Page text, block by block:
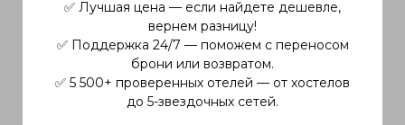
✅ Лучшая цена — если найдете дешевле,
вернем разницу!
✅ Поддержка 24/7 — поможем с переносом
брони или возвратом.
✅ 5 500+ проверенных отелей — от хостелов
до 5-звездочных сетей.